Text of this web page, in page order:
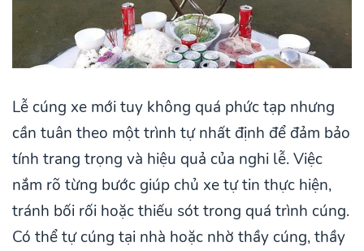
Lễ cúng xe mới tuy không quá phức tạp nhưng
cần tuân theo một trình tự nhất định để đảm bảo
tính trang trọng và hiệu quả của nghi lễ. Việc
nắm rõ từng bước giúp chủ xe tự tin thực hiện,
tránh bối rối hoặc thiếu sót trong quá trình cúng.
Có thể tự cúng tại nhà hoặc nhờ thầy cúng, thầy